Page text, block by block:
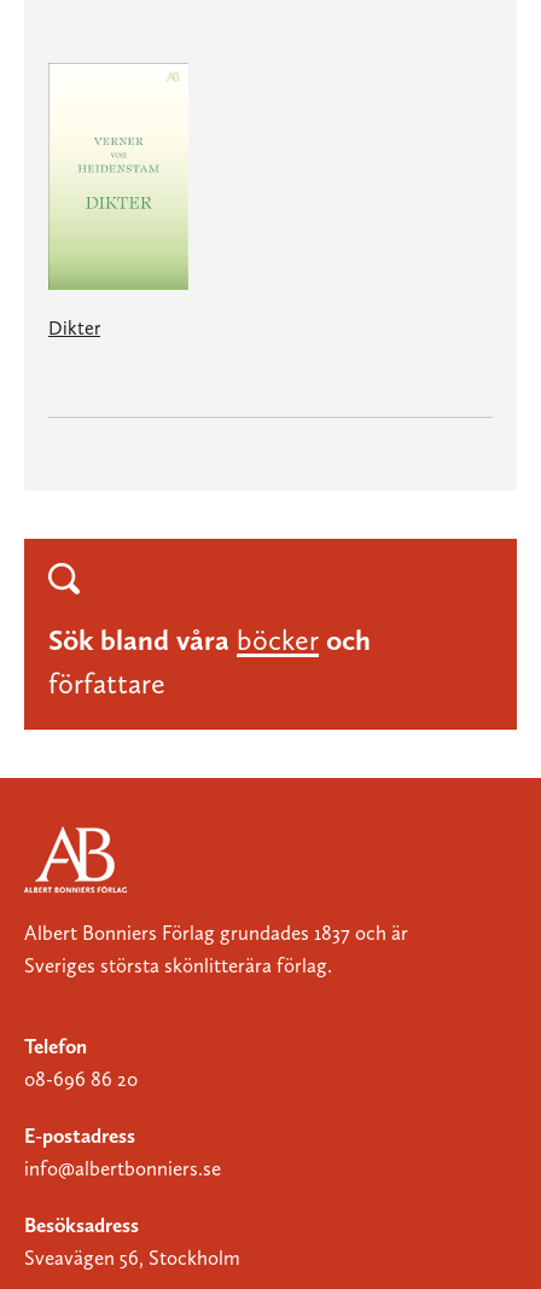
Dikter
Sök bland våra böcker och
författare
Albert Bonniers Förlag grundades 1837 och är
Sveriges största skönlitterära förlag.
Telefon
08-696 86 20
E-postadress
info@albertbonniers.se
Besöksadress
Sveavägen 56, Stockholm